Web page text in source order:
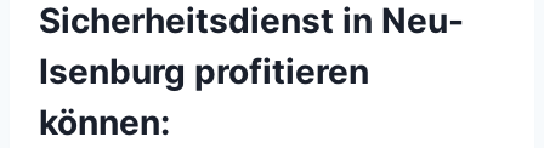
Sicherheitsdienst in Neu-
Isenburg profitieren
können: